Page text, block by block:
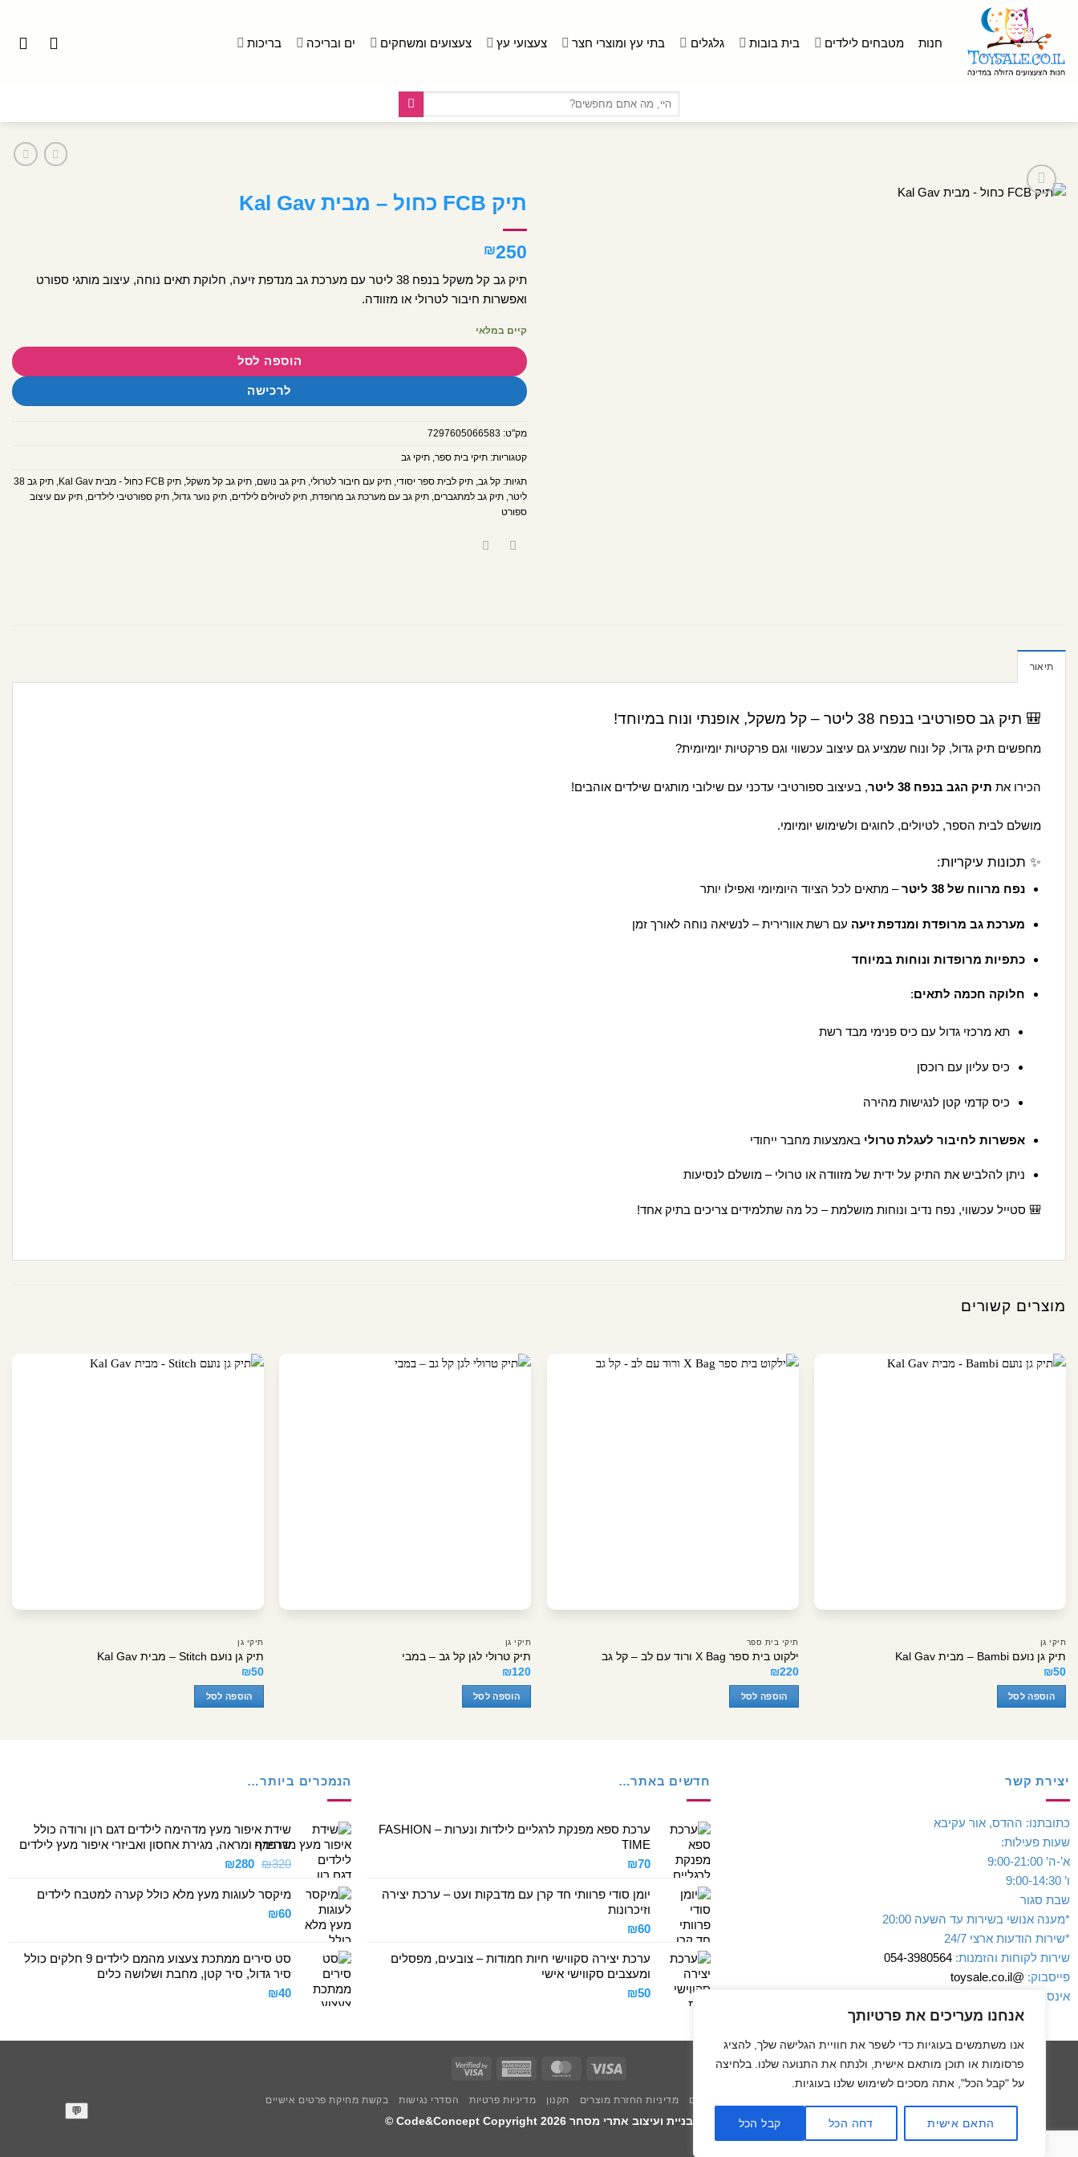
אנחנו מעריכים את פרטיותך
אנו משתמשים בעוגיות כדי לשפר את חוויית הגלישה שלך, להציג
פרסומות או תוכן מותאם אישית, ולנתח את התנועה שלנו. בלחיצה
על "קבל הכל", אתה מסכים לשימוש שלנו בעוגיות.
התאם אישית דחה הכל קבל הכל
חנות
מטבחים לילדים בית בובות גלגלים בתי עץ ומוצרי חצר צעצועי עץ צעצועים ומשחקים ים ובריכה בריכות
עבור:
תיק FCB כחול – מבית Kal Gav
₪250
תיק גב קל משקל בנפח 38 ליטר עם מערכת גב מנדפת זיעה, חלוקת תאים נוחה, עיצוב מותגי ספורט
ואפשרות חיבור לטרולי או מזוודה.
קיים במלאי
הוספה לסל
לרכישה
מק"ט: 7297605066583
קטגוריות: תיקי בית ספר, תיקי גב
תגיות: קל גב, תיק לבית ספר יסודי, תיק עם חיבור לטרולי, תיק גב נושם, תיק גב קל משקל, תיק FCB כחול - מבית Kal Gav ,
תיק גב 38
ליטר, תיק גב למתגברים, תיק גב עם מערכת גב מרופדת, תיק לטיולים לילדים, תיק נוער גדול, תיק ספורטיבי לילדים, תיק עם עיצוב
ספורט
תיאור
🎒 תיק גב ספורטיבי בנפח 38 ליטר – קל משקל, אופנתי ונוח במיוחד!
מחפשים תיק גדול, קל ונוח שמציע גם עיצוב עכשווי וגם פרקטיות יומיומית?
הכירו את תיק הגב בנפח 38 ליטר , בעיצוב ספורטיבי עדכני עם שילובי מותגים שילדים אוהבים!
מושלם לבית הספר, לטיולים, לחוגים ולשימוש יומיומי.
✨ תכונות עיקריות:
נפח מרווח של 38 ליטר – מתאים לכל הציוד היומיומי ואפילו יותר
מערכת גב מרופדת ומנדפת זיעה עם רשת אוורירית – לנשיאה נוחה לאורך זמן
כתפיות מרופדות ונוחות במיוחד
חלוקה חכמה לתאים:
תא מרכזי גדול עם כיס פנימי מבד רשת
כיס עליון עם רוכסן
כיס קדמי קטן לנגישות מהירה
אפשרות לחיבור לעגלת טרולי באמצעות מחבר ייחודי
ניתן להלביש את התיק על ידית של מזוודה או טרולי – מושלם לנסיעות
🎒 סטייל עכשווי, נפח נדיב ונוחות מושלמת – כל מה שתלמידים צריכים בתיק אחד!
מוצרים קשורים
תיקי גן
תיק גן נועם Bambi – מבית Kal Gav
₪50
הוספה לסל
תיקי בית ספר
ילקוט בית ספר X Bag ורוד עם לב – קל גב
₪220
הוספה לסל
תיקי גן
תיק טרולי לגן קל גב – במבי
₪120
הוספה לסל
תיקי גן
תיק גן נועם Stitch – מבית Kal Gav
₪50
הוספה לסל
יצירת קשר
כתובתנו: ההדס, אור עקיבא
שעות פעילות:
א’-ה’ 9:00-21:00
ו’ 9:00-14:30
שבת סגור
*מענה אנושי בשירות עד השעה 20:00
*שירות הודעות ארצי 24/7
שירות לקוחות והזמנות: 054-3980564
פייסבוק: @toysale.co.il
אינסטגרם:
חדשים באתר…
ערכת ספא מפנקת לרגליים לילדות ונערות – FASHION
TIME
₪70
יומן סודי פרוותי חד קרן עם מדבקות ועט – ערכת יצירה
וזיכרונות
₪60
ערכת יצירה סקווישי חיות חמודות – צובעים, מפסלים
ומעצבים סקווישי אישי
₪50
הנמכרים ביותר…
שידת איפור מעץ מדהימה לילדים דגם רון ורודה כולל
שרפרף ומראה, מגירת אחסון ואביזרי איפור מעץ לילדים
₪320
המחיר
היה:
₪280
המחיר
הוא:
מיקסר לעוגות מעץ מלא כולל קערה למטבח לילדים
₪60
סט סירים ממתכת צעצוע מהמם לילדים 9 חלקים כולל
סיר גדול, סיר קטן, מחבת ושלושה כלים
₪40
Visa
MasterCard
American
Visa
מדיניות משלוחים מדיניות החזרת מוצרים תקנון מדיניות פרטיות הסדרי נגישות בקשת מחיקת פרטים אישיים
בניית ועיצוב אתרי מסחר Code&Concept Copyright 2026 ©